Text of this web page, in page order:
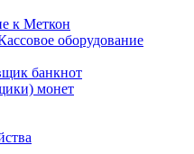
к Меткон
оборудование
банкнот
монет